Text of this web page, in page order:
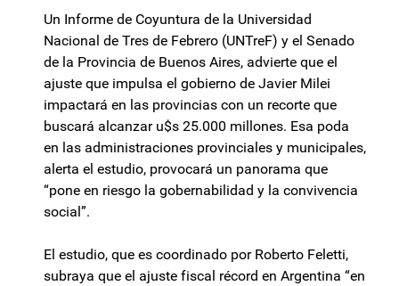
Un Informe de Coyuntura de la Universidad
Nacional de Tres de Febrero (UNTreF) y el Senado
de la Provincia de Buenos Aires, advierte que el
ajuste que impulsa el gobierno de Javier Milei
impactará en las provincias con un recorte que
buscará alcanzar u$s 25.000 millones. Esa poda
en las administraciones provinciales y municipales,
alerta el estudio, provocará un panorama que
“pone en riesgo la gobernabilidad y la convivencia
social”.
El estudio, que es coordinado por Roberto Feletti,
subraya que el ajuste fiscal récord en Argentina “en